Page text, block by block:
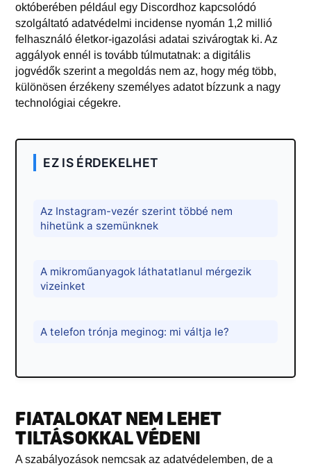
októberében például egy Discordhoz kapcsolódó
szolgáltató adatvédelmi incidense nyomán 1,2 millió
felhasználó életkor-igazolási adatai szivárogtak ki. Az
aggályok ennél is tovább túlmutatnak: a digitális
jogvédők szerint a megoldás nem az, hogy még több,
különösen érzékeny személyes adatot bízzunk a nagy
technológiai cégekre.
EZ IS ÉRDEKELHET
Az Instagram-vezér szerint többé nem
hihetünk a szemünknek
A mikroműanyagok láthatatlanul mérgezik
vizeinket
A telefon trónja meginog: mi váltja le?
FIATALOKAT NEM LEHET
TILTÁSOKKAL VÉDENI
A szabályozások nemcsak az adatvédelemben, de a